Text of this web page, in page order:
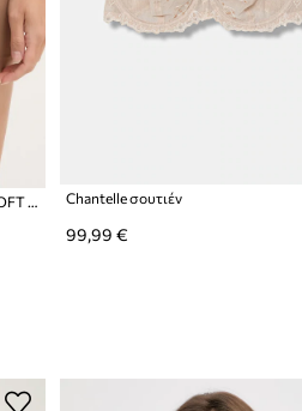
Chantelle σουτιέν
99,99 €